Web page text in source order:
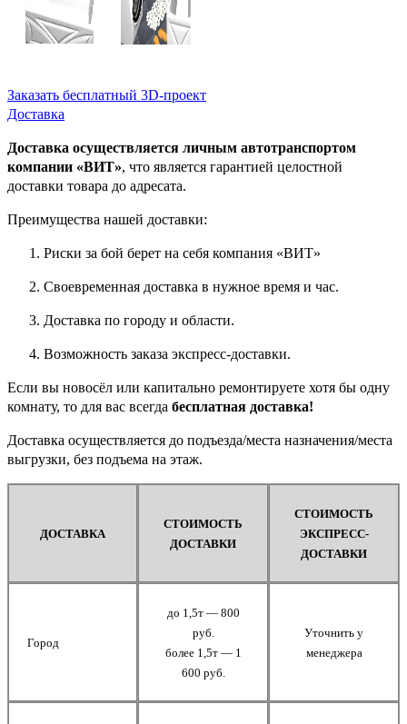
Заказать бесплатный 3D-проект
Доставка
Доставка осуществляется личным автотранспортом
компании «ВИТ», что является гарантией целостной
доставки товара до адресата.
Преимущества нашей доставки:
Риски за бой берет на себя компания «ВИТ»
Своевременная доставка в нужное время и час.
Доставка по городу и области.
Возможность заказа экспресс-доставки.
Если вы новосёл или капитально ремонтируете хотя бы одну
комнату, то для вас всегда бесплатная доставка!
Доставка осуществляется до подъезда/места назначения/места
выгрузки, без подъема на этаж.
ДОСТАВКА
СТОИМОСТЬ
ДОСТАВКИ
СТОИМОСТЬ
ЭКСПРЕСС-
ДОСТАВКИ
Город
до 1,5т — 800
руб.
более 1,5т — 1
600 руб.
Уточнить у
менеджера